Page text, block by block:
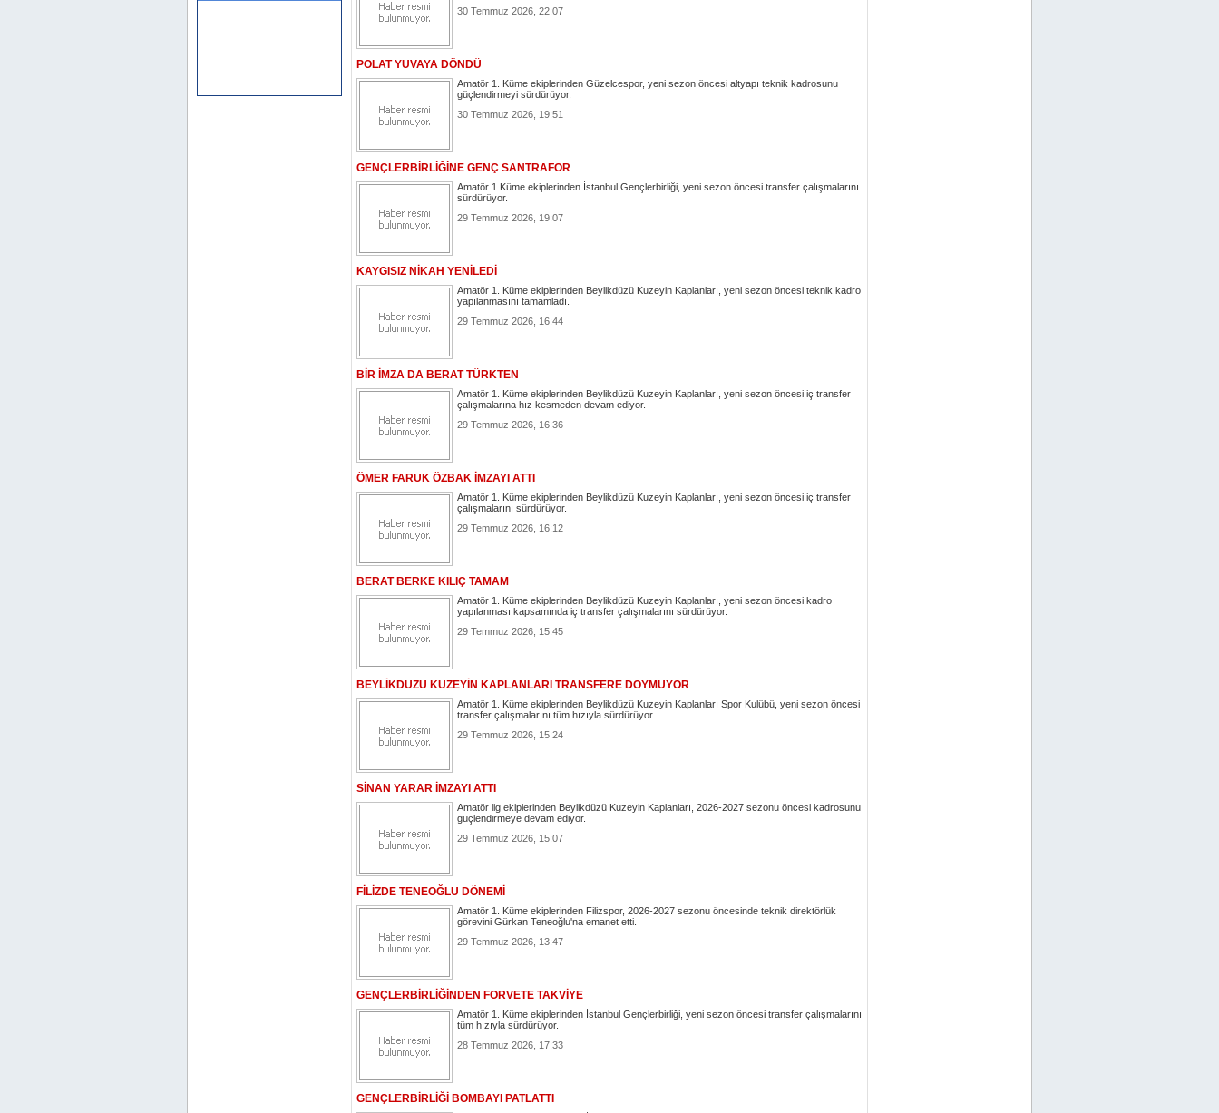
30 Temmuz 2026, 22:07
POLAT YUVAYA DÖNDÜ
Amatör 1. Küme ekiplerinden Güzelcespor, yeni sezon öncesi altyapı teknik kadrosunu
güçlendirmeyi sürdürüyor.
30 Temmuz 2026, 19:51
GENÇLERBİRLİĞİNE GENÇ SANTRAFOR
Amatör 1.Küme ekiplerinden İstanbul Gençlerbirliği, yeni sezon öncesi transfer çalışmalarını
sürdürüyor.
29 Temmuz 2026, 19:07
KAYGISIZ NİKAH YENİLEDİ
Amatör 1. Küme ekiplerinden Beylikdüzü Kuzeyin Kaplanları, yeni sezon öncesi teknik kadro
yapılanmasını tamamladı.
29 Temmuz 2026, 16:44
BİR İMZA DA BERAT TÜRKTEN
Amatör 1. Küme ekiplerinden Beylikdüzü Kuzeyin Kaplanları, yeni sezon öncesi iç transfer
çalışmalarına hız kesmeden devam ediyor.
29 Temmuz 2026, 16:36
ÖMER FARUK ÖZBAK İMZAYI ATTI
Amatör 1. Küme ekiplerinden Beylikdüzü Kuzeyin Kaplanları, yeni sezon öncesi iç transfer
çalışmalarını sürdürüyor.
29 Temmuz 2026, 16:12
BERAT BERKE KILIÇ TAMAM
Amatör 1. Küme ekiplerinden Beylikdüzü Kuzeyin Kaplanları, yeni sezon öncesi kadro
yapılanması kapsamında iç transfer çalışmalarını sürdürüyor.
29 Temmuz 2026, 15:45
BEYLİKDÜZÜ KUZEYİN KAPLANLARI TRANSFERE DOYMUYOR
Amatör 1. Küme ekiplerinden Beylikdüzü Kuzeyin Kaplanları Spor Kulübü, yeni sezon öncesi
transfer çalışmalarını tüm hızıyla sürdürüyor.
29 Temmuz 2026, 15:24
SİNAN YARAR İMZAYI ATTI
Amatör lig ekiplerinden Beylikdüzü Kuzeyin Kaplanları, 2026-2027 sezonu öncesi kadrosunu
güçlendirmeye devam ediyor.
29 Temmuz 2026, 15:07
FİLİZDE TENEOĞLU DÖNEMİ
Amatör 1. Küme ekiplerinden Filizspor, 2026-2027 sezonu öncesinde teknik direktörlük
görevini Gürkan Teneoğlu'na emanet etti.
29 Temmuz 2026, 13:47
GENÇLERBİRLİĞİNDEN FORVETE TAKVİYE
Amatör 1. Küme ekiplerinden İstanbul Gençlerbirliği, yeni sezon öncesi transfer çalışmalarını
tüm hızıyla sürdürüyor.
28 Temmuz 2026, 17:33
GENÇLERBİRLİĞİ BOMBAYI PATLATTI